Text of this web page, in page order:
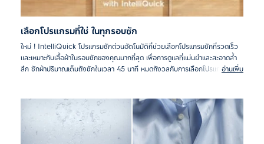
เลือกโปรแกรมที่ใช่ ในทุกรอบซัก
ใหม่ ! IntelliQuick โปรแกรมซักด่วนอัตโนมัติที่ช่วยเลือกโปรแกรมซักที่รวดเร็ว
และเหมาะกับเสื้อผ้าในรอบซักของคุณมากที่สุด เพื่อการดูแลที่แม่นยำและสะอาดล้ำ
ลึก ซักผ้าปริมาณเต็มถังซักในเวลา 45 นาที หมดกังวลกับการเลือกโปรแกรมซัก
อ่านเพิ่ม